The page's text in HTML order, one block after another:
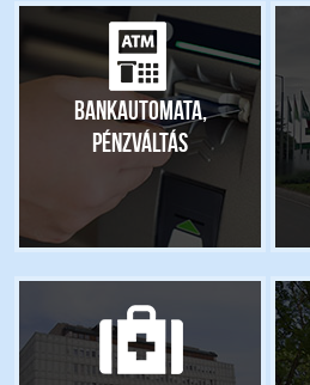
Bankautomata,
pénzváltás